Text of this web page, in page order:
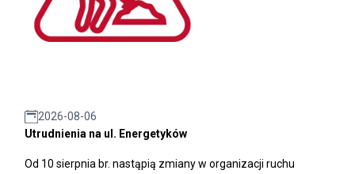
2026-08-06
Utrudnienia na ul. Energetyków
Od 10 sierpnia br. nastąpią zmiany w organizacji ruchu